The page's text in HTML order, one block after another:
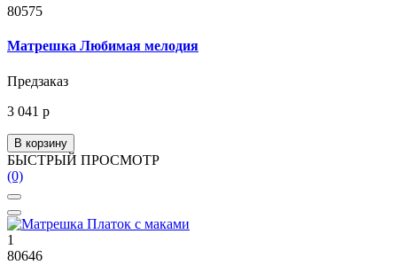
80575
Матрешка Любимая мелодия
Предзаказ
3 041 р
В корзину
БЫСТРЫЙ ПРОСМОТР
(0)
1
80646